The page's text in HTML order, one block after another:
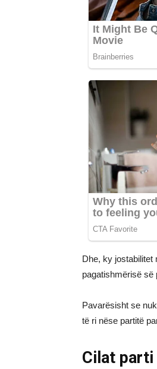
Dhe, ky jostabilitet
pagatishmërisë së
Pavarësisht se
të ri nëse partitë
Cilat parti